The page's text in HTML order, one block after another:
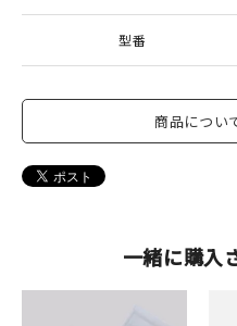
型番
商品につい
一緒に購入